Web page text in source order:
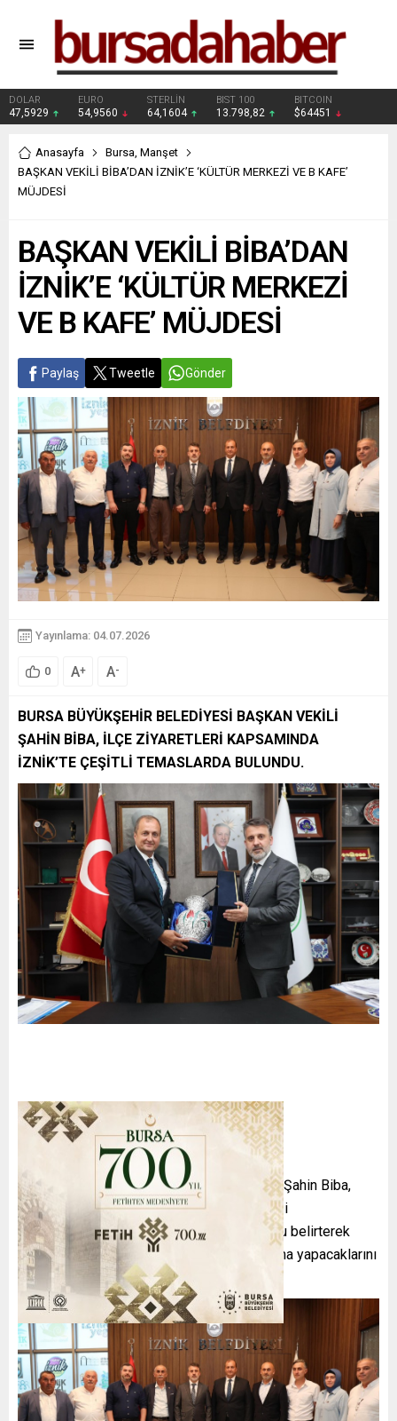
DOLAR
47,5929
EURO
54,9560
STERLİN
64,1604
BIST 100
13.798,82
BITCOIN
$64451
Anasayfa Bursa, Manşet
BAŞKAN VEKİLİ BİBA’DAN İZNİK’E ‘KÜLTÜR MERKEZİ VE B KAFE’
MÜJDESİ
BAŞKAN VEKİLİ BİBA’DAN
İZNİK’E ‘KÜLTÜR MERKEZİ
VE B KAFE’ MÜJDESİ
Paylaş Tweetle Gönder
Yayınlama: 04.07.2026
0 A+ A-
BURSA BÜYÜKŞEHİR BELEDİYESİ BAŞKAN VEKİLİ
ŞAHİN BİBA, İLÇE ZİYARETLERİ KAPSAMINDA
İZNİK’TE ÇEŞİTLİ TEMASLARDA BULUNDU.
Bursa Büyükşehir Belediyesi Başkan Vekili Şahin Biba,
turizm kenti İznik’te bir kültür-sanat merkezi
bulunmamasının büyük bir eksiklik olduğunu belirterek
ilçeye bir merkez kazandırılması için çalışma yapacaklarını
açıkladı.